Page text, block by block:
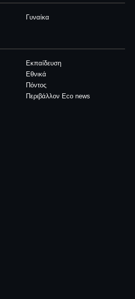
Γυναίκα
Εκπαίδευση
Εθνικά
Πόντος
Περιβάλλον Eco news